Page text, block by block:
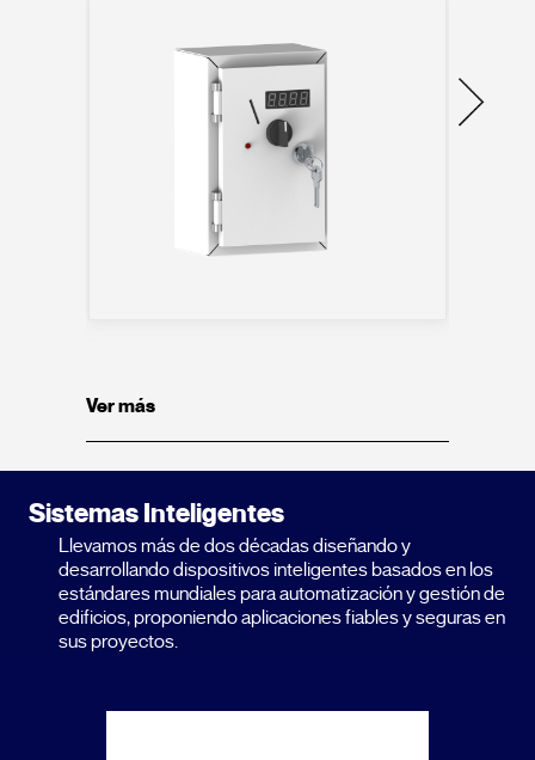
Ver más
Sistemas Inteligentes
Llevamos más de dos décadas diseñando y
desarrollando dispositivos inteligentes basados en los
estándares mundiales para automatización y gestión de
edificios, proponiendo aplicaciones fiables y seguras en
sus proyectos.